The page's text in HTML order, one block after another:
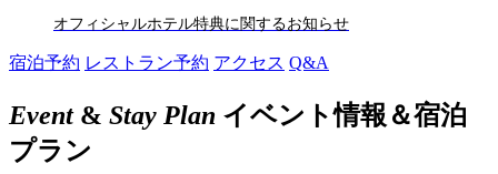
オフィシャルホテル特典に関するお知らせ
宿泊予約 レストラン予約 アクセス Q&A
Event& Stay Plan イベント情報＆宿泊
プラン